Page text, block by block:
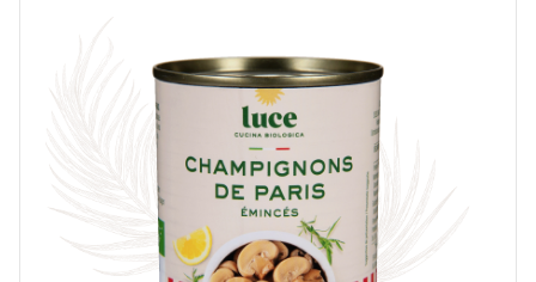
COMMENTAIRE *
En cochant cette case, je donne mon accord pour que
markal utilise les données saisies dans ce formulaire
pour traiter et afficher le nom saisi, la note et le
commentaire de manière publique sur cette page. Pour